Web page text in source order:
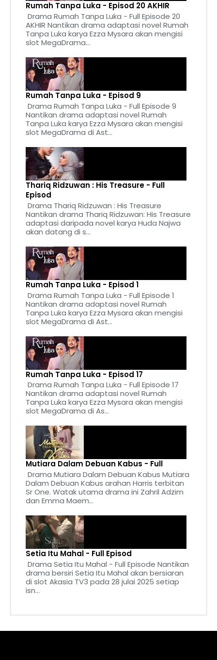
Rumah Tanpa Luka - Episod 20 AKHIR
Drama Rumah Tanpa Luka - Full Episode 20
AKHIR Nantikan drama adaptasi novel Rumah
Tanpa Luka karya Ezza Mysara akan mengisi
slot MegaDrama...
Rumah Tanpa Luka - Episod 9
Drama Rumah Tanpa Luka - Full Episode 9
Nantikan drama adaptasi novel Rumah
Tanpa Luka karya Ezza Mysara akan mengisi
slot MegaDrama di Ast...
Thariq Ridzuwan : His Treasure - Full
Episod
Drama Thariq Ridzuwan : His Treasure
Nantikan drama Thariq Ridzuwan: His Treasure
adaptasi daripada novel karya Huda Najwa
akan datang di s...
Rumah Tanpa Luka - Episod 1
Drama Rumah Tanpa Luka - Full Episode 1
Nantikan drama adaptasi novel Rumah
Tanpa Luka karya Ezza Mysara akan mengisi
slot MegaDrama di Ast...
Rumah Tanpa Luka - Episod 17
Drama Rumah Tanpa Luka - Full Episode 17
Nantikan drama adaptasi novel Rumah
Tanpa Luka karya Ezza Mysara akan mengisi
slot MegaDrama di As...
Mutiara Dalam Debuan Kabus - Full
Drama Mutiara Dalam Debuan Kabus Mutiara
Dalam Debuan Kabus arahan Harris terbitan
Sr One. Watak utama drama ini Zahril Adzim
dan Emma Maem...
Setia Itu Mahal - Full Episod
Drama Setia Itu Mahal - Full Episode Nantikan
drama bersiri Setia Itu Mahal akan bersiaran
di slot Akasia TV3 pada 28 julai 2025 setiap
isn...